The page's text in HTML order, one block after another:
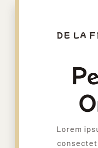
DE LA
Lorem